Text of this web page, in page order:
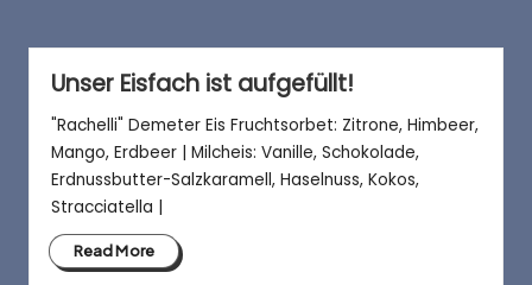
o
f
c
a
f
é
Unser Eisfach ist aufgefüllt!
"Rachelli" Demeter Eis Fruchtsorbet: Zitrone, Himbeer,
Mango, Erdbeer | Milcheis: Vanille, Schokolade,
Erdnussbutter-Salzkaramell, Haselnuss, Kokos,
Stracciatella |
Read More